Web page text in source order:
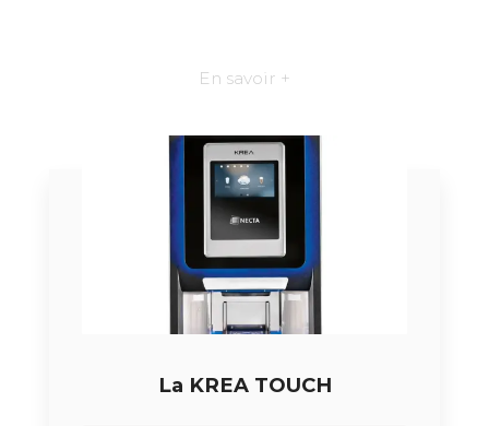
En savoir +
La KREA TOUCH